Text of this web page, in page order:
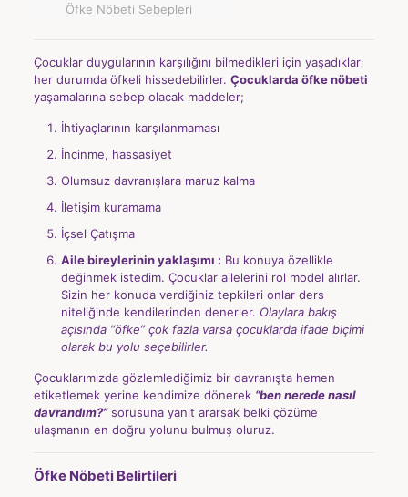
Öfke Nöbeti Sebepleri
Çocuklar duygularının karşılığını bilmedikleri için yaşadıkları
her durumda öfkeli hissedebilirler. Çocuklarda öfke nöbeti
yaşamalarına sebep olacak maddeler;
İhtiyaçlarının karşılanmaması
İncinme, hassasiyet
Olumsuz davranışlara maruz kalma
İletişim kuramama
İçsel Çatışma
Aile bireylerinin yaklaşımı : Bu konuya özellikle
değinmek istedim. Çocuklar ailelerini rol model alırlar.
Sizin her konuda verdiğiniz tepkileri onlar ders
niteliğinde kendilerinden denerler. Olaylara bakış
açısında “öfke” çok fazla varsa çocuklarda ifade biçimi
olarak bu yolu seçebilirler.
Çocuklarımızda gözlemlediğimiz bir davranışta hemen
etiketlemek yerine kendimize dönerek “ben nerede nasıl
davrandım?”sorusuna yanıt ararsak belki çözüme
ulaşmanın en doğru yolunu bulmuş oluruz.
Öfke Nöbeti Belirtileri